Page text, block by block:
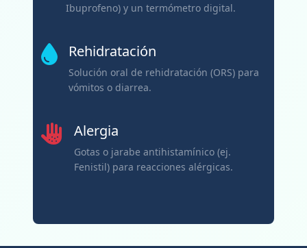
Ibuprofeno) y un termómetro digital.
Rehidratación
Solución oral de rehidratación (ORS) para
vómitos o diarrea.
Alergia
Gotas o jarabe antihistamínico (ej.
Fenistil) para reacciones alérgicas.